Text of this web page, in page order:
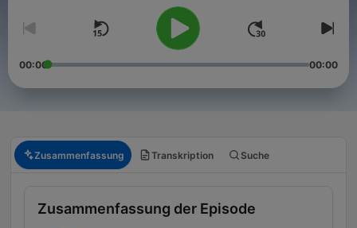
00:00 00:00
Zusammenfassung Transkription Suche
Zusammenfassung der Episode